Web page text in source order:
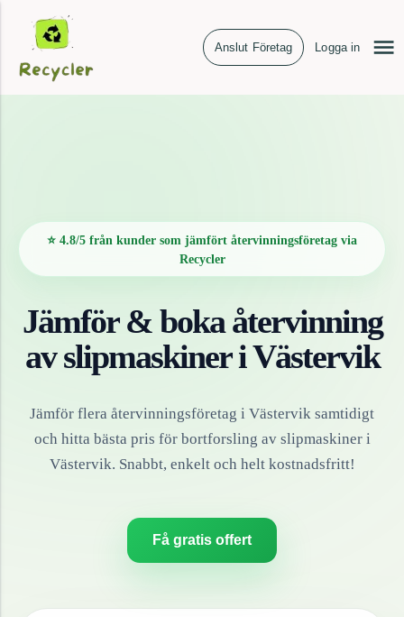
Anslut Företag Logga in
⭐ 4.8/5 från kunder som jämfört återvinningsföretag via
Recycler
Jämför & boka återvinning
avslipmaskineriVästervik
Jämför flera återvinningsföretag i Västervik samtidigt
och hitta bästa pris för bortforsling av slipmaskineri
Västervik. Snabbt, enkelt och helt kostnadsfritt!
Få gratis offert